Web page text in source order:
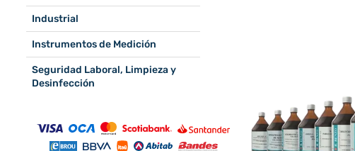
Industrial
Instrumentos de Medición
Seguridad Laboral, Limpieza y
Desinfección